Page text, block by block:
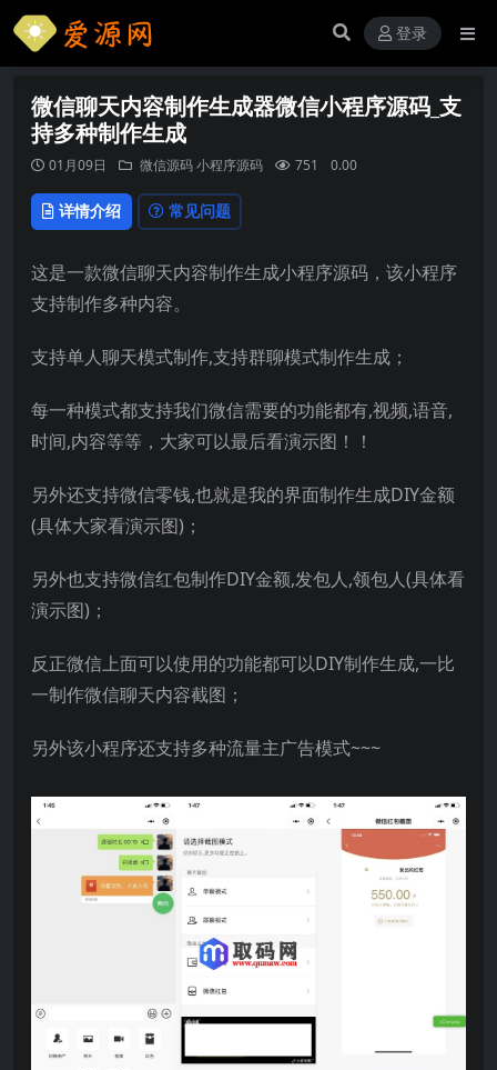
登录
微信聊天内容制作生成器微信小程序源码_支
持多种制作生成
01月09日 微信源码小程序源码 751 0.00
详情介绍 常见问题
这是一款微信聊天内容制作生成小程序源码，该小程序
支持制作多种内容。
支持单人聊天模式制作,支持群聊模式制作生成；
每一种模式都支持我们微信需要的功能都有,视频,语音,
时间,内容等等，大家可以最后看演示图！！
另外还支持微信零钱,也就是我的界面制作生成DIY金额
(具体大家看演示图)；
另外也支持微信红包制作DIY金额,发包人,领包人(具体看
演示图)；
反正微信上面可以使用的功能都可以DIY制作生成,一比
一制作微信聊天内容截图；
另外该小程序还支持多种流量主广告模式~~~